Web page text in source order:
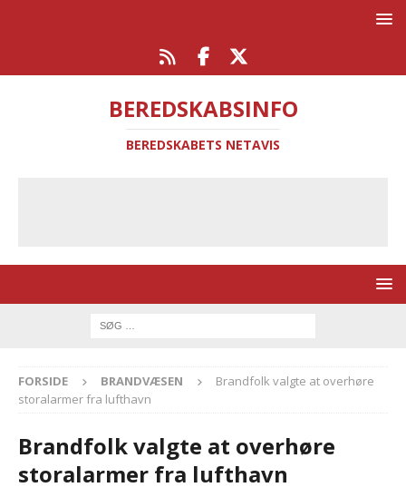
BEREDSKABSINFO
BEREDSKABETS NETAVIS
FORSIDE BRANDVÆSEN
Brandfolk valgte at overhøre
storalarmer fra lufthavn
Brandfolk valgte at overhøre
storalarmer fra lufthavn